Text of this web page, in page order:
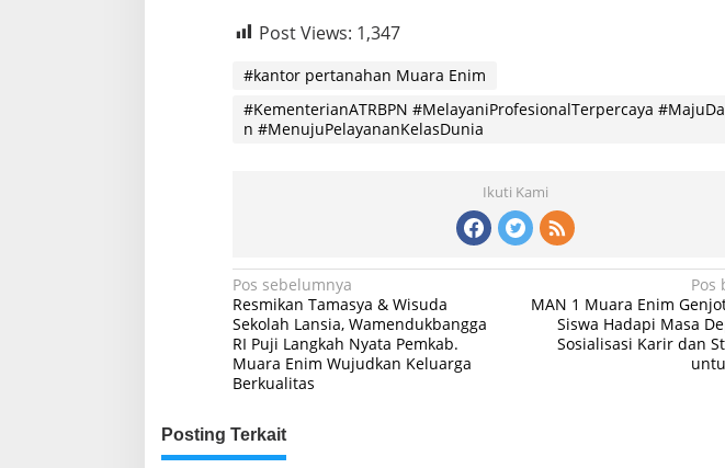
Post Views: 1,347
#kantor pertanahan Muara Enim
#KementerianATRBPN #MelayaniProfesionalTerpercaya
n #MenujuPelayananKelasDunia
Ikuti Kami
Navigasi
pos
Pos sebelumnya
Resmikan Tamasya & Wisuda
Sekolah Lansia, Wamendukbangga
RI Puji Langkah Nyata Pemkab.
Muara Enim Wujudkan Keluarga
Berkualitas
Pos
MAN 1 Muara Enim
Siswa Hadapi Masa
Sosialisasi Karir dan
Posting Terkait